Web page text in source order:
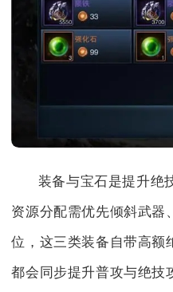
装备与宝石是提升绝
资源分配需优先倾斜武器
位，这三类装备自带高额
都会同步提升普攻与绝技